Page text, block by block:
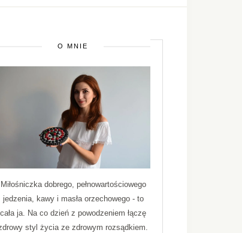
O MNIE
Miłośniczka dobrego, pełnowartościowego
jedzenia, kawy i masła orzechowego - to
cała ja. Na co dzień z powodzeniem łączę
styl życia ze zdrowym rozsądkiem.